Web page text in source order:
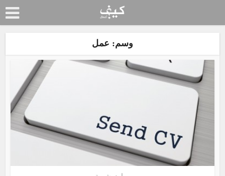
وسم: عمل